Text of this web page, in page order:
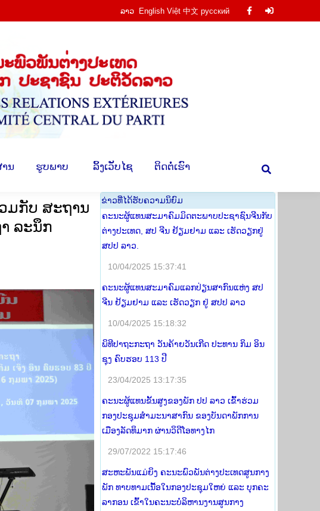
ລາວ English Việt 中文 русский
Facebook
ານ ​ຮູບ​ພາບ ​ ລິ້ງ​ເວັບ​ໄຊ ​ຕິດ​ຕໍ່​ເຮົາ Search:
ມກັບ ສະຖານ
ລະນຶກ
​ຂ່າວ​ທີ່​ໄດ້​ຮັບ​ຄວາມ​ນິ​ຍົມ
ຄະນະຜູ້ແທນສະມາຄົມມິດຕະພາບປະຊາຊົນຈີນກັບ
ຕ່າງປະເທດ, ສປ ຈີນ ຢ້ຽມຢາມ ແລະ ເຮັດວຽກຢູ່
ສປປ ລາວ.
10/04/2025 15:37:41
ຄະນະຜູ້ແທນສະມາຄົມແລກປ່ຽນສາກົນແຫ່ງ ສປ
ຈີນ ຢ້ຽມຢາມ ແລະ ເຮັດວຽກ ຢູ່ ສປປ ລາວ
10/04/2025 15:18:32
ພິທີປາຖະກະຖາ ວັນຄ້າຍວັນເກີດ ປະທານ ກິມ ອິນ
ຊຸງ ຄົບຮອບ 113 ປີ
23/04/2025 13:17:35
ຄະນະຜູ້ແທນຂັ້ນສູງຂອງພັກ ປປ ລາວ ເຂົ້າຮ່ວມ
ກອງປະຊຸມສໍາມະນາສາກົນ ຂອງບັນດາພັກການ
ເມືອງລັດທິມາກ ຜ່ານວິດີໂອທາງໄກ
29/07/2022 15:17:46
ສະຫະພັນແມ່ຍິງ ຄະນະພົວພັນຕ່າງປະເທດສູນກາງ
ພັກ ທາບທາມເນື້ອໃນກອງປະຊຸມໃຫຍ່ ແລະ ບຸກຄະ
ລາກອນ ເຂົ້າໃນຄະນະບໍລິຫານງານສູນກາງ
​ ເອ​ກະ​ສານ ​ຮູບ​ພາບ ​ ລິ້ງ​ເວັບ​ໄຊ ​ຕິດ​ຕໍ່​ເຮົາ Search: